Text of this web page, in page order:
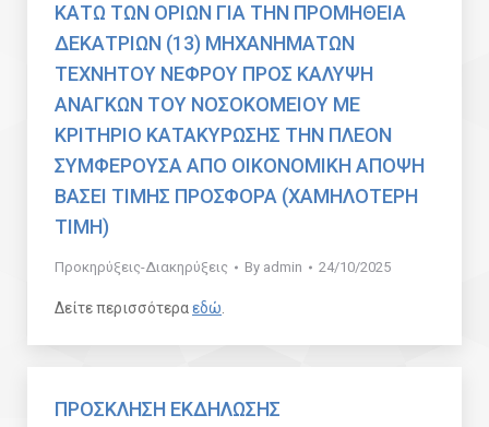
ΚΑΤΩ ΤΩΝ ΟΡΙΩΝ ΓΙΑ ΤΗΝ ΠΡΟΜΗΘΕΙΑ
ΔΕΚΑΤΡΙΩΝ (13) ΜΗΧΑΝΗΜΑΤΩΝ
ΤΕΧΝΗΤΟΥ ΝΕΦΡΟΥ ΠΡΟΣ ΚΑΛΥΨΗ
ΑΝΑΓΚΩΝ ΤΟΥ ΝΟΣΟΚΟΜΕΙΟΥ ΜΕ
ΚΡΙΤΗΡΙΟ ΚΑΤΑΚΥΡΩΣΗΣ ΤΗΝ ΠΛΕΟΝ
ΣΥΜΦΕΡΟΥΣΑ ΑΠΟ ΟΙΚΟΝΟΜΙΚΗ ΑΠΟΨΗ
ΒΑΣΕΙ ΤΙΜΗΣ ΠΡΟΣΦΟΡΑ (ΧΑΜΗΛΟΤΕΡΗ
ΤΙΜΗ)
Προκηρύξεις-Διακηρύξεις By admin 24/10/2025
Δείτε περισσότεραεδώ
ΠΡΟΣΚΛΗΣΗ ΕΚΔΗΛΩΣΗΣ